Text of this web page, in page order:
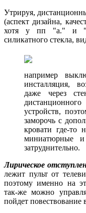
Утрируя,
(аспект дизайна,
хотя у пп "a." и
силикатного стекла,
например
инсталляция,
даже через
устройств,
заморочь с
кровати где-то
миниатюрные
затруднительно.
Лирическое
лежит пульт от
поэтому именно на
так-же можно
пойдет